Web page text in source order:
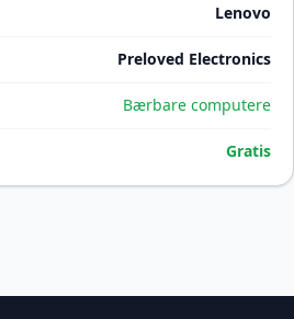
Lenovo
Preloved Electronics
Bærbare computere
Gratis